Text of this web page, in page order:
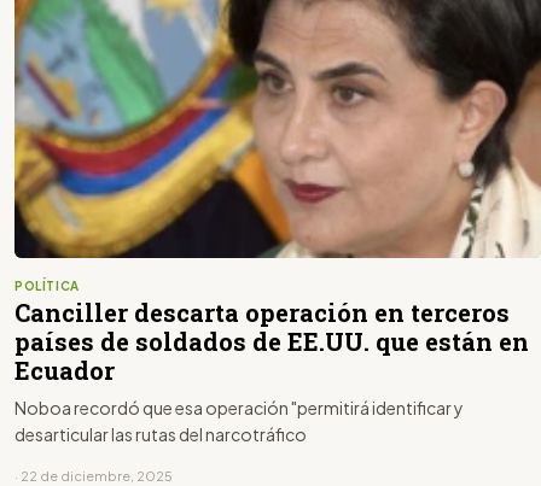
POLÍTICA
Canciller descarta operación en terceros
países de soldados de EE.UU. que están en
Ecuador
Noboa recordó que esa operación "permitirá identificar y
desarticular las rutas del narcotráfico
· 22 de diciembre, 2025